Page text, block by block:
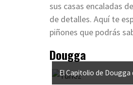
sus casas encaladas
de detalles. Aquí te
piñones que podrás
Dougga
El Capitolio de Dougga